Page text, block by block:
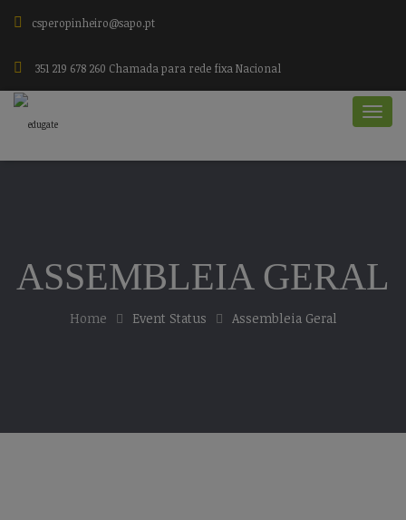
csperopinheiro@sapo.pt
351 219 678 260 Chamada para rede fixa Nacional
ASSEMBLEIA GERAL
Home Event Status Assembleia Geral